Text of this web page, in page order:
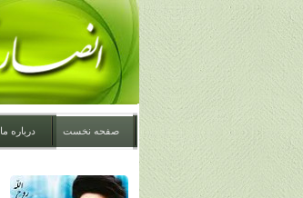
صفحه نخست درباره ما